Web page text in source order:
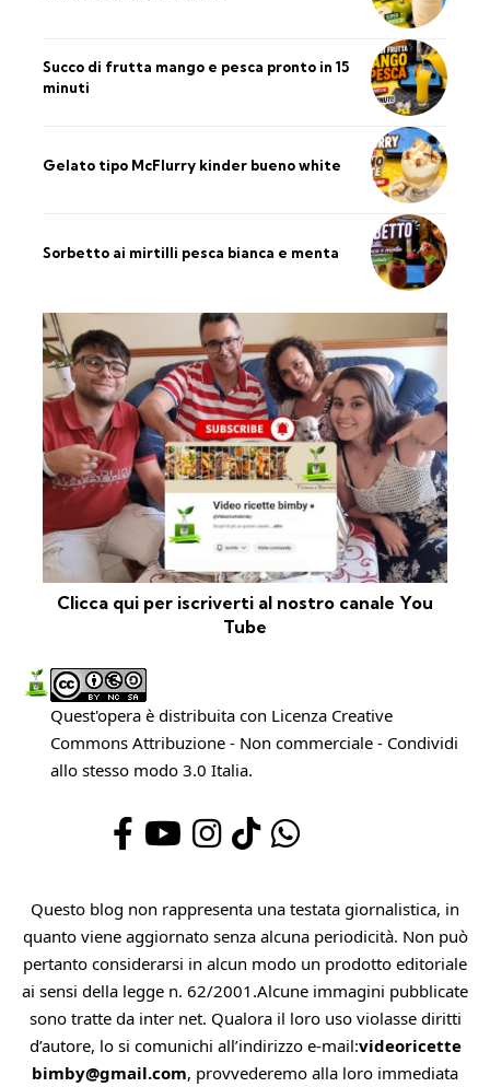
Succo di frutta mango e pesca pronto in 15
minuti
Gelato tipo McFlurry kinder bueno white
Sorbetto ai mirtilli pesca bianca e menta
Clicca qui per iscriverti al nostro canale You
Tube
Quest'opera è distribuita con Licenza Creative
Commons Attribuzione - Non commerciale - Condividi
allo stesso modo 3.0 Italia.
Questo blog non rappresenta una testata giornalistica, in
quanto viene aggiornato senza alcuna periodicità. Non può
pertanto considerarsi in alcun modo un prodotto editoriale
ai sensi della legge n. 62/2001.Alcune immagini pubblicate
sono tratte da inter net. Qualora il loro uso violasse diritti
d’autore, lo si comunichi all’indirizzo e-mail:videoricette
bimby@gmail.com, provvederemo alla loro immediata